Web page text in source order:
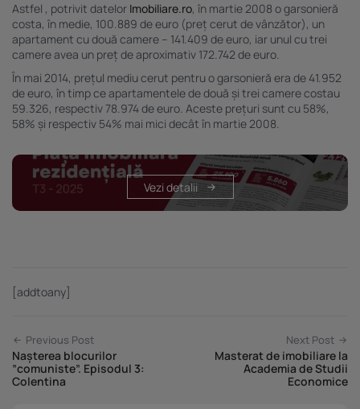
Astfel , potrivit datelor Imobiliare.ro, în martie 2008 o garsonieră
costa, în medie, 100.889 de euro (preț cerut de vânzător), un
apartament cu două camere – 141.409 de euro, iar unul cu trei
camere avea un preț de aproximativ 172.742 de euro.
În mai 2014, prețul mediu cerut pentru o garsonieră era de 41.952
de euro, în timp ce apartamentele de două și trei camere costau
59.326, respectiv 78.974 de euro. Aceste prețuri sunt cu 58%,
58% și respectiv 54% mai mici decât în martie 2008.
Vezi detalii
[addtoany]
Previous Post
Nașterea blocurilor
”comuniste”. Episodul 3:
Colentina
Next Post
Masterat de imobiliare la
Academia de Studii
Economice